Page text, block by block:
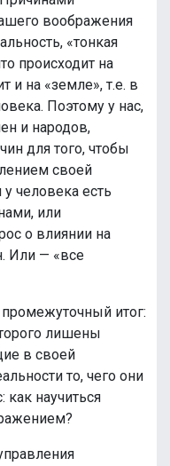
воображения
«тонкая
происходит на
и на «земле», т.е. в
Поэтому у нас,
и народов,
для того, чтобы
своей
человека есть
или
о влиянии на
Или — «все
итог:
лишены
в своей
то, чего они
как научиться